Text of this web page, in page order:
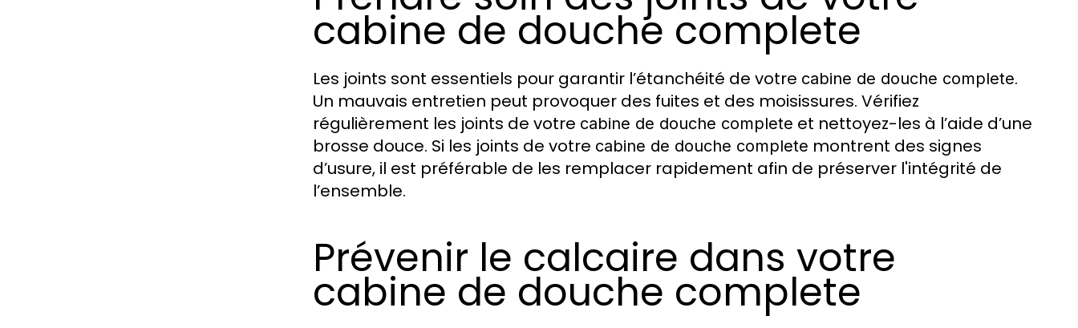
cabine de douche complete
Les joints sont essentiels pour garantir l’étanchéité de votre cabine de douche complete.
Un mauvais entretien peut provoquer des fuites et des moisissures. Vérifiez
régulièrement les joints de votre cabine de douche complete et nettoyez-les à l’aide d’une
brosse douce. Si les joints de votre cabine de douche complete montrent des signes
d’usure, il est préférable de les remplacer rapidement afin de préserver l'intégrité de
l’ensemble.
Prévenir le calcaire dans votre
cabine de douche complete